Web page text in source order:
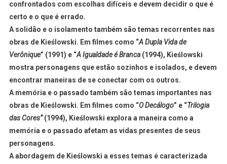
confrontados com escolhas difíceis e devem decidir o que é
certo e o que é errado.
A solidão e o isolamento também são temas recorrentes nas
obras de Kieślowski. Em filmes como “A Dupla Vida de
Verônique” (1991) e “A Igualdade é Branca(1994), Kieślowski
mostra personagens que estão sozinhos e isolados, e devem
encontrar maneiras de se conectar com os outros.
A memória e o passado também são temas importantes nas
obras de Kieślowski. Em filmes como “O Decálogo” e “Trilogia
das Cores”(1994), Kieślowski explora a maneira como a
memória e o passado afetam as vidas presentes de seus
personagens.
A abordagem de Kieślowski a esses temas é caracterizada